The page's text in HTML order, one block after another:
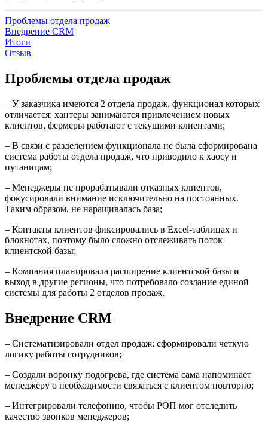
Проблемы отдела продаж
Внедрение CRM
Итоги
Отзыв
Проблемы отдела продаж
– У заказчика имеются 2 отдела продаж, функционал которых
отличается: хантеры занимаются привлечением новых
клиентов, фермеры работают с текущими клиентами;
– В связи с разделением функционала не была сформирована
система работы отдела продаж, что приводило к хаосу и
путаницам;
– Менеджеры не прорабатывали отказных клиентов,
фокусировали внимание исключительно на постоянных.
Таким образом, не наращивалась база;
– Контакты клиентов фиксировались в Excel-таблицах и
блокнотах, поэтому было сложно отслеживать поток
клиентской базы;
– Компания планировала расширение клиентской базы и
выход в другие регионы, что потребовало создание единой
системы для работы 2 отделов продаж.
Внедрение CRM
– Систематизировали отдел продаж: сформировали четкую
логику работы сотрудников;
– Создали воронку подогрева, где система сама напоминает
менеджеру о необходимости связаться с клиентом повторно;
– Интегрировали телефонию, чтобы РОП мог отследить
качество звонков менеджеров;